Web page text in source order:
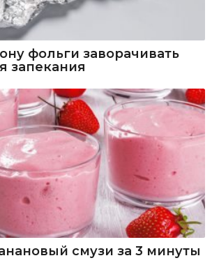
фольги заворачивать
запекания
смузи за 3 минуты